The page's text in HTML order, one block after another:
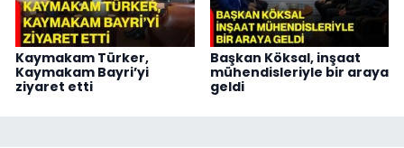
Kaymakam Türker,
Kaymakam Bayri’yi
ziyaret etti
Başkan Köksal, inşaat
mühendisleriyle bir araya
geldi